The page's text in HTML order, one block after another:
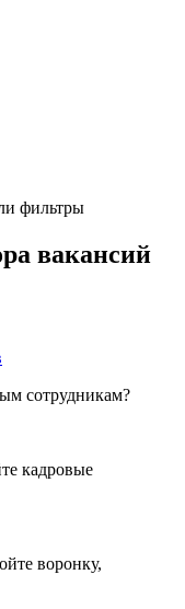
фильтры
вакансий
сотрудникам?
кадровые
воронку,